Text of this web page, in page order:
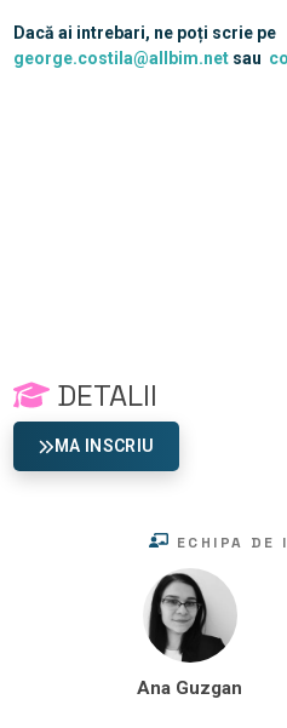
Dacă ai intrebari, ne poți scrie pe
george.costila@allbim.netsau
DETALII
MA INSCRIU
ECHIPA DE
Ana Guzgan